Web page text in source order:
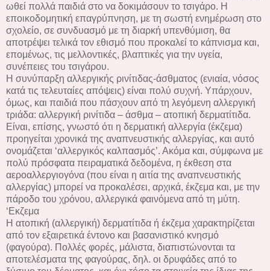
ωθεί πολλά παιδιά στο να δοκιμάσουν το τσιγάρο. Η
εποικοδομητική επαγρύπνηση, με τη σωστή ενημέρωση στο
σχολείο, σε συνδυασμό με τη διαρκή υπενθύμιση, θα
αποτρέψει τελικά τον εθισμό που προκαλεί το κάπνισμα και,
επομένως, τις μελλοντικές, βλαπτικές για την υγεία,
συνέπειες του τσιγάρου.
Η συνύπαρξη αλλεργικής ρινίτιδας-άσθματος (ενιαία, νόσος
κατά τις τελευταίες απόψεις) είναι πολύ συχνή. Υπάρχουν,
όμως, και παιδιά που πάσχουν από τη λεγόμενη αλλεργική
τριάδα: αλλεργική ρινίτιδα – άσθμα – ατοπική δερματίτιδα.
Είναι, επίσης, γνωστό ότι η δερματική αλλεργία (έκζεμα)
προηγείται χρονικά της αναπνευστικής αλλεργίας, και αυτό
ονομάζεται ‘αλλεργικός καλπασμός’. Ακόμα και, σύμφωνα με
πολύ πρόσφατα πειραματικά δεδομένα, η έκθεση στα
αεροαλλεργιογόνα (που είναι η αιτία της αναπνευστικής
αλλεργίας) μπορεί να προκαλέσει, αρχικά, έκζεμα και, με την
πάροδο του χρόνου, αλλεργικά φαινόμενα από τη μύτη.
‘Εκζεμα
Η ατοπική (αλλεργική) δερματίτιδα ή έκζεμα χαρακτηρίζεται
από τον εξαιρετικά έντονο και βασανιστικό κνησμό
(φαγούρα). Πολλές φορές, μάλιστα, διαπιστώνονται τα
αποτελέσματα της φαγούρας, δηλ. οι δρυφάδες από το